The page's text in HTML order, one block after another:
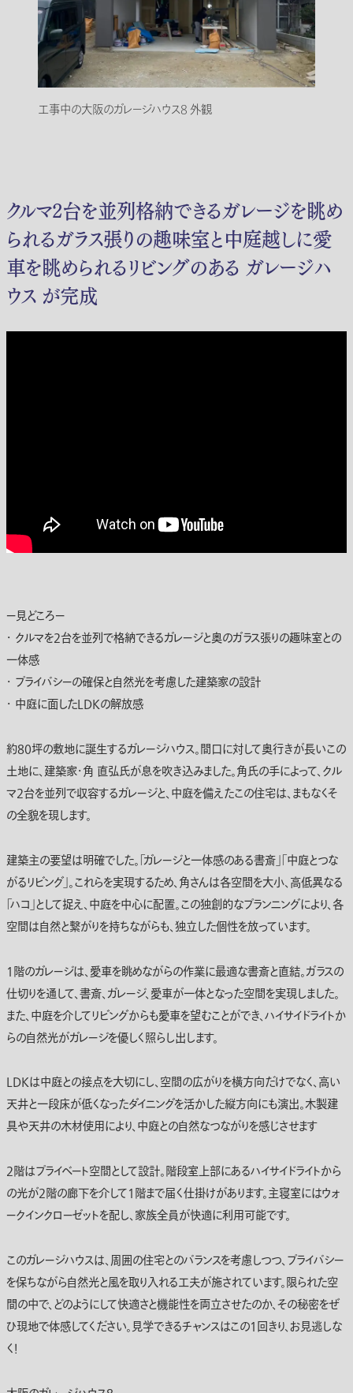
工事中の大阪のガレージハウス8 外観
クルマ2台を並列格納できるガレージを眺め
られるガラス張りの趣味室と中庭越しに愛
車を眺められるリビングのある ガレージハ
ウス が完成
ー見どころー
・ クルマを2台を並列で格納できるガレージと奥のガラス張りの趣味室との
一体感
・ プライバシーの確保と自然光を考慮した建築家の設計
・ 中庭に面したLDKの解放感
約80坪の敷地に誕生するガレージハウス。間口に対して奥行きが長いこの
土地に、建築家・角 直弘氏が息を吹き込みました。角氏の手によって、クル
マ2台を並列で収容するガレージと、中庭を備えたこの住宅は、まもなくそ
の全貌を現します。
建築主の要望は明確でした。「ガレージと一体感のある書斎」「中庭とつな
がるリビング」。これらを実現するため、角さんは各空間を大小、高低異なる
「ハコ」として捉え、中庭を中心に配置。この独創的なプランニングにより、各
空間は自然と繋がりを持ちながらも、独立した個性を放っています。
1階のガレージは、愛車を眺めながらの作業に最適な書斎と直結。ガラスの
仕切りを通して、書斎、ガレージ、愛車が一体となった空間を実現しました。
また、中庭を介してリビングからも愛車を望むことができ、ハイサイドライトか
らの自然光がガレージを優しく照らし出します。
LDKは中庭との接点を大切にし、空間の広がりを横方向だけでなく、高い
天井と一段床が低くなったダイニングを活かした縦方向にも演出。木製建
具や天井の木材使用により、中庭との自然なつながりを感じさせます
2階はプライベート空間として設計。階段室上部にあるハイサイドライトから
の光が2階の廊下を介して1階まで届く仕掛けがあります。主寝室にはウォ
ークインクローゼットを配し、家族全員が快適に利用可能です。
このガレージハウスは、周囲の住宅とのバランスを考慮しつつ、プライバシー
を保ちながら自然光と風を取り入れる工夫が施されています。限られた空
間の中で、どのようにして快適さと機能性を両立させたのか、その秘密をぜ
ひ現地で体感してください。見学できるチャンスはこの1回きり、お見逃しな
く！